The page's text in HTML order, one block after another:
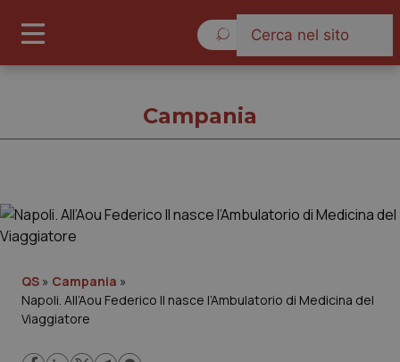
Governo e Parlamento
Regioni e Asl
Campania
QS » Campania »
Napoli. All’Aou Federico II nasce l’Ambulatorio di Medicina del
Viaggiatore